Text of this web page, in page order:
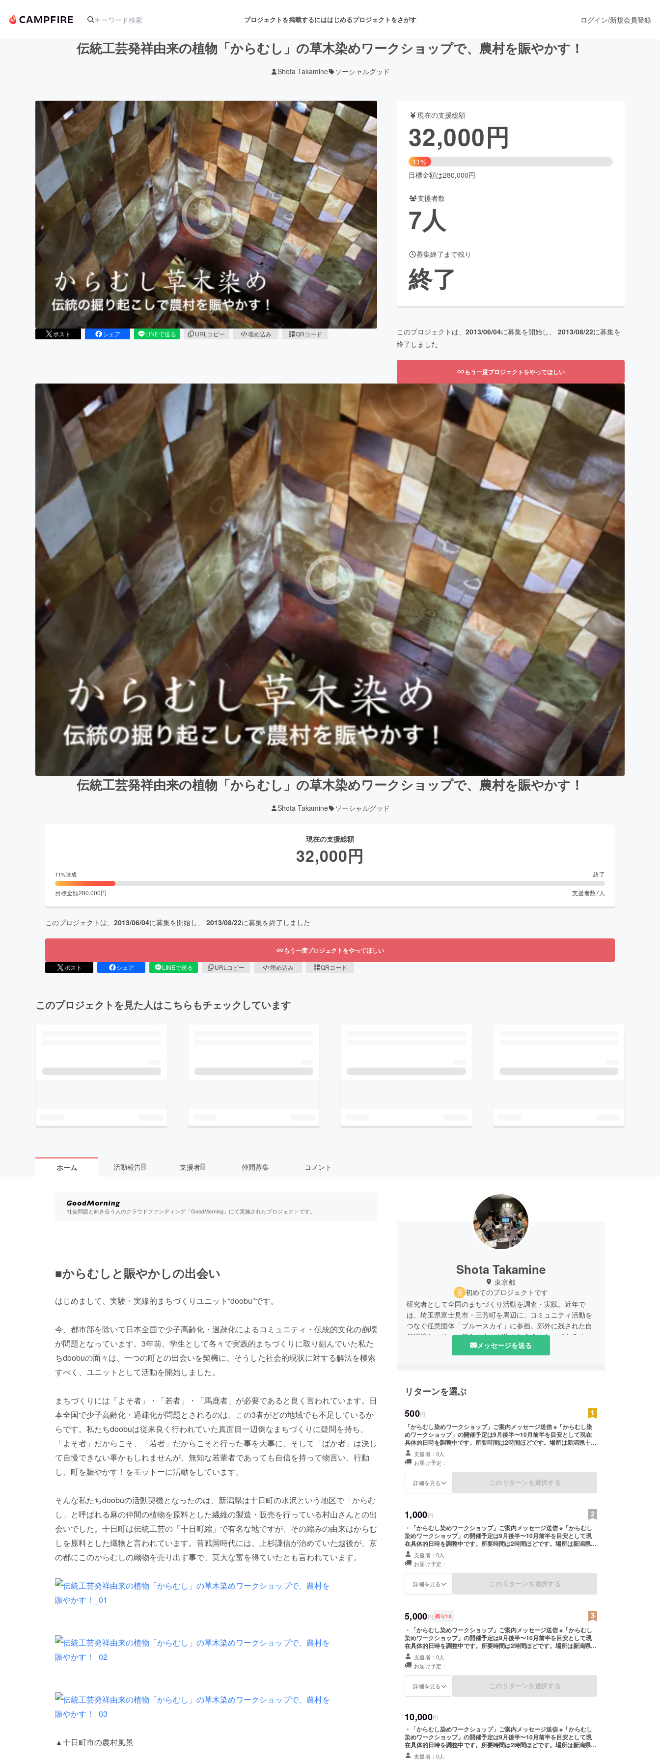
プロジェクトを掲載するにははじめるプロジェクトをさがす
アート・写真 音楽 舞台・パフォーマンス
テクノロジー・ガジェット ゲーム・サービス開発 フード・飲食店 ファッション
映像・映画 書籍・雑誌出版 アニメ・漫画
ビジネス・起業 チャレンジ ビューティー・ヘルスケア
まちづくり・地域活性化
CAMPFIRE for Social GoodCAMPFIRE Creation
CAMPFIREふるさと納税 machi-yaコミュニティ
ログイン/新規会員登録
伝統工芸発祥由来の植物「からむし」の草木染めワークショップで、農村を賑やかす！
Shota Takamine ソーシャルグッド
ポスト シェア LINEで送る URLコピー 埋め込み QRコード
現在の支援総額
32,000円
11%
目標金額は280,000円
支援者数
7人
募集終了まで残り
終了
このプロジェクトは、 2013/06/04に募集を開始し、 2013/08/22に募集を
終了しました
もう一度プロジェクトをやってほしい
伝統工芸発祥由来の植物「からむし」の草木染めワークショップで、農村を賑やかす！
Shota Takamine ソーシャルグッド
現在の支援総額
32,000円
11%達成 終了
目標金額280,000円 支援者数7人
このプロジェクトは、 2013/06/04に募集を開始し、 2013/08/22に募集を終了しました
もう一度プロジェクトをやってほしい
ポスト シェア LINEで送る URLコピー 埋め込み QRコード
このプロジェクトを見た人はこちらもチェックしています
ホーム 活動報告2 支援者7 仲間募集 コメント
社会問題と向き合う人のクラウドファンディング「GoodMorning」にて実施されたプロジェクトです。
■からむしと賑やかしの出会い
はじめまして、実験・実線的まちづくりユニット“doobu”です。
今、都市部を除いて日本全国で少子高齢化・過疎化によるコミュニティ・伝統的文化の崩壊
が問題となっています。3年前、学生として各々で実践的まちづくりに取り組んでいた私た
ちdoobuの面々は、一つの町との出会いを契機に、そうした社会的現状に対する解法を模索
すべく、ユニットとして活動を開始しました。
まちづくりには「よそ者」・「若者」・「馬鹿者」が必要であると良く言われています。日
本全国で少子高齢化・過疎化が問題とされるのは、この3者がどの地域でも不足しているか
らです。私たちdoobuは従来良く行われていた真面目一辺倒なまちづくりに疑問を持ち、
「よそ者」だからこそ、「若者」だからこそと行った事を大事に、そして「ばか者」は決し
て自慢できない事かもしれませんが、無知な若輩者であっても自信を持って物言い、行動
し、町を賑やかす！をモットーに活動をしています。
そんな私たちdoobuの活動契機となったのは、新潟県は十日町の水沢という地区で「からむ
し」と呼ばれる麻の仲間の植物を原料とした繊維の製造・販売を行っている村山さんとの出
会いでした。十日町は伝統工芸の「十日町縮」で有名な地ですが、その縮みの由来はからむ
しを原料とした織物と言われています。昔戦国時代には、上杉謙信が治めていた越後が、京
の都にこのからむしの織物を売り出す事で、莫大な富を得ていたとも言われています。
▲十日町市の農村風景
Shota Takamine
東京都
初めてのプロジェクトです
研究者として全国のまちづくり活動を調査・実践。近年で
は、埼玉県富士見市・三芳町を周辺に、コミュニティ活動を
つなぐ任意団体「ブルースカイ」に参画。郊外に残された自
然環境と、そこに暮らす人々が生かし合うことのできるまち
づくりを進めています。メッセージを送る
リターンを選ぶ
500円
「からむし染めワークショップ」ご案内メッセージ送信 ※「からむし染
めワークショップ」の開催予定は9月後半〜10月前半を目安として現在
具体的日時を調整中です。所要時間は2時間ほどです。場所は新潟県十日
町市を予定しております。 ※ワークショップに参加される際の交通費・
宿泊費等は各自負担とさせていただきますが、ワークショップ自体は無
料でご参加いただけます。
支援者：0人
お届け予定：
詳細を見る このリターンを選択する
1,000円
・「からむし染めワークショップ」ご案内メッセージ送信 ※「からむし
染めワークショップ」の開催予定は9月後半〜10月前半を目安として現
在具体的日時を調整中です。所要時間は2時間ほどです。場所は新潟県十
日町市を予定しております。 ※ワークショップに参加される際の交通
費・宿泊費等は各自負担とさせていただきますが、ワークショップ自体
は無料でご参加いただけます。 ・「からむしの部屋」ポスターカード×1
種類（サンクスレター）
支援者：0人
お届け予定：
詳細を見る このリターンを選択する
5,000円 残り10
・「からむし染めワークショップ」ご案内メッセージ送信 ※「からむし
染めワークショップ」の開催予定は9月後半〜10月前半を目安として現
在具体的日時を調整中です。所要時間は2時間ほどです。場所は新潟県十
日町市を予定しております。 ※ワークショップに参加される際の交通
費・宿泊費等は各自負担とさせていただきますが、ワークショップ自体
は無料でご参加いただけます。 ・「からむしの部屋」ポスターカード×2
種類（サンクスレター） ・「からむし染めハンカチ」 ・「からむし染め
うちわ」
支援者：0人
お届け予定：
詳細を見る このリターンを選択する
10,000円
・「からむし染めワークショップ」ご案内メッセージ送信 ※「からむし
染めワークショップ」の開催予定は9月後半〜10月前半を目安として現
在具体的日時を調整中です。所要時間は2時間ほどです。場所は新潟県十
日町市を予定しております。 ※ワークショップに参加される際の交通
支援者：0人